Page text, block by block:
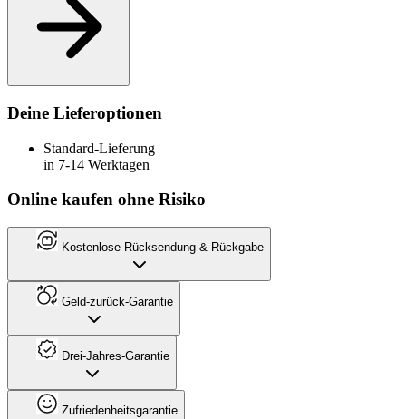
Deine Lieferoptionen
Standard-Lieferung
in 7-14 Werktagen
Online kaufen ohne Risiko
Kostenlose Rücksendung & Rückgabe
Geld-zurück-Garantie
Drei-Jahres-Garantie
Zufriedenheitsgarantie